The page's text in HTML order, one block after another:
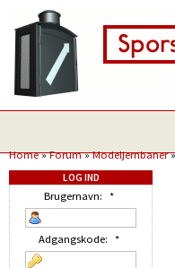
Home»Forum»Modeljernbaner
LOG IND
Brugernavn: *
Adgangskode: *